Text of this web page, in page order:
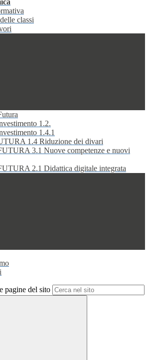
classi
1.2.
1.4.1
1.4 Riduzione dei divari
3.1 Nuove competenze e nuovi
2.1 Didattica digitale integrata
pagine del sito